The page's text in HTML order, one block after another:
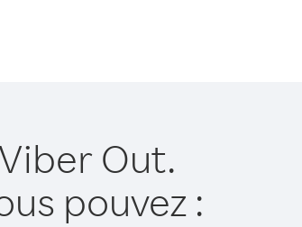
Out.
pouvez :